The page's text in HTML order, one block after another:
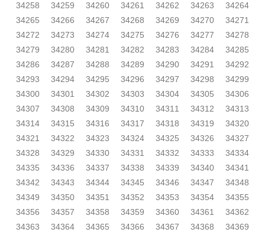
34258
34259 34260 34261 34262 34263
34264
34265
34266 34267 34268 34269 34270
34271
34272
34273 34274 34275 34276 34277
34278
34279
34280 34281 34282 34283 34284
34285
34286
34287 34288 34289 34290 34291
34292
34293
34294 34295 34296 34297 34298
34299
34300
34301 34302 34303 34304 34305
34306
34307
34308 34309 34310 34311 34312
34313
34314
34315 34316 34317 34318 34319
34320
34321
34322 34323 34324 34325 34326
34327
34328
34329 34330 34331 34332 34333
34334
34335
34336 34337 34338 34339 34340
34341
34342
34343 34344 34345 34346 34347
34348
34349
34350 34351 34352 34353 34354
34355
34356
34357 34358 34359 34360 34361
34362
34363
34364 34365 34366 34367 34368
34369